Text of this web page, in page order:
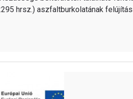
hrsz.) aszfaltburkolatának